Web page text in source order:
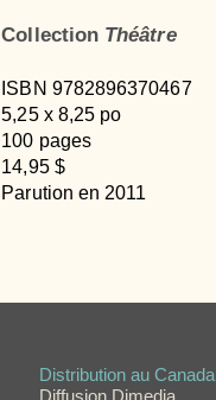
Collection Théâtre
ISBN 9782896370467
5,25 x 8,25 po
100 pages
14,95 $
Parution en 2011
Distribution au Canada
Diffusion Dimedia